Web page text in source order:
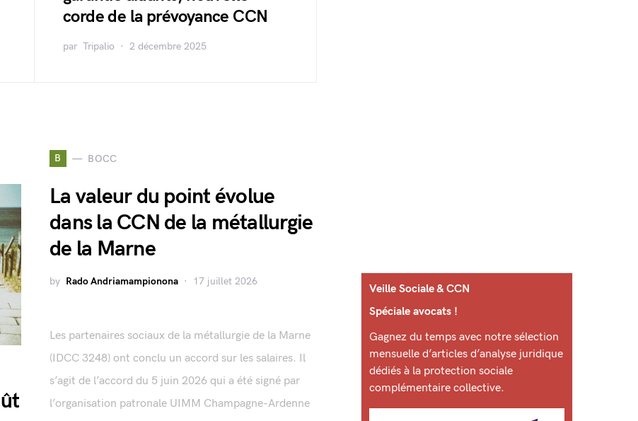
corde de la prévoyance CCN
par Tripalio 2 décembre 2025
B BOCC
La valeur du point évolue
dans la CCN de la métallurgie
de la Marne
by Rado Andriamampionona 17 juillet 2026
Les partenaires sociaux de la métallurgie de la Marne
(IDCC 3248) ont conclu un accord sur les salaires. Il
s’agit de l’accord du 5 juin 2026 qui a été signé par
l’organisation patronale UIMM Champagne-Ardenne
Veille Sociale & CCN
Spéciale avocats !
Gagnez du temps avec notre sélection
mensuelle d’articles d’analyse juridique
dédiés à la protection sociale
complémentaire collective.